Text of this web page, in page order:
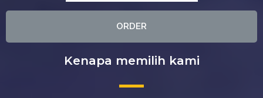
ORDER
Kenapa memilih kami